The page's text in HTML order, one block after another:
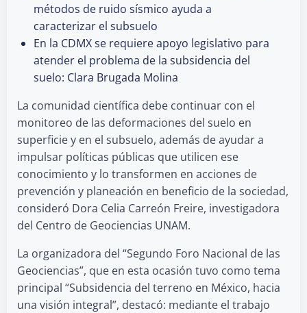
métodos de ruido sísmico ayuda a
caracterizar el subsuelo
En la CDMX se requiere apoyo legislativo para
atender el problema de la subsidencia del
suelo: Clara Brugada Molina
La comunidad científica debe continuar con el
monitoreo de las deformaciones del suelo en
superficie y en el subsuelo, además de ayudar a
impulsar políticas públicas que utilicen ese
conocimiento y lo transformen en acciones de
prevención y planeación en beneficio de la sociedad,
consideró Dora Celia Carreón Freire, investigadora
del Centro de Geociencias UNAM.
La organizadora del “Segundo Foro Nacional de las
Geociencias”, que en esta ocasión tuvo como tema
principal “Subsidencia del terreno en México, hacia
una visión integral”, destacó: mediante el trabajo